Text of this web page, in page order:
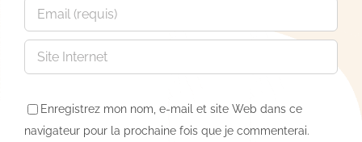
Enregistrez mon nom, e-mail et site Web dans ce
navigateur pour la prochaine fois que je commenterai.